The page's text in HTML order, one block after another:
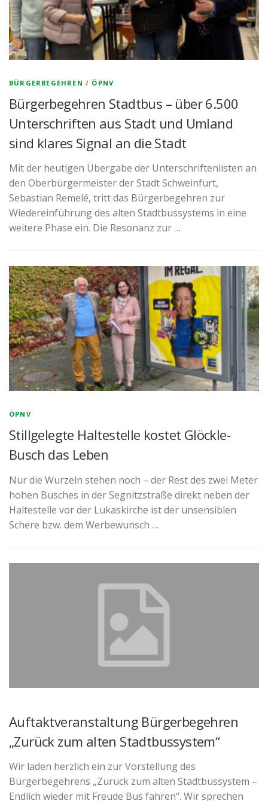
BÜRGERBEGEHREN / ÖPNV
Bürgerbegehren Stadtbus – über 6.500
Unterschriften aus Stadt und Umland
sind klares Signal an die Stadt
Mit der heutigen Übergabe der Unterschriftenlisten an
den Oberbürgermeister der Stadt Schweinfurt,
Sebastian Remelé, tritt das Bürgerbegehren zur
Wiedereinführung des alten Stadtbussystems in eine
weitere Phase ein. Die Resonanz zur …
ÖPNV
Stillgelegte Haltestelle kostet Glöckle-
Busch das Leben
Nur die Wurzeln stehen noch – der Rest des zwei Meter
hohen Busches in der Segnitzstraße direkt neben der
Haltestelle vor der Lukaskirche ist der unsensiblen
Schere bzw. dem Werbewunsch …
Auftaktveranstaltung Bürgerbegehren
„Zurück zum alten Stadtbussystem“
Wir laden herzlich ein zur Vorstellung des
Bürgerbegehrens „Zurück zum alten Stadtbussystem –
Endlich wieder mit Freude Bus fahren“. Wir sprechen